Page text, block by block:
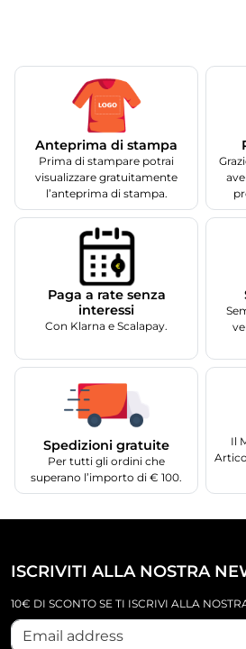
Anteprima di stampa
Prima di stampare potrai
visualizzare gratuitamente
l’anteprima di stampa.
Paga a rate senza
interessi
Con Klarna e Scalapay.
Spedizioni gratuite
Per tutti gli ordini che
superano l’importo di € 100.
Il
ISCRIVITI ALLA NOSTRA
10€ DI SCONTO SE TI ISCRIVI ALLA